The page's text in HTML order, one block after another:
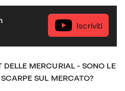
a ogni giocatore. Nel
nel dettaglio tutte le novità, le
e le tecnologie che le
dell'anno. Non perdetevi
di Futbol
Scopri il negozio online:
IG:
Iscriviti
DELLE MERCURIAL - SONO LE
SUL MERCATO?